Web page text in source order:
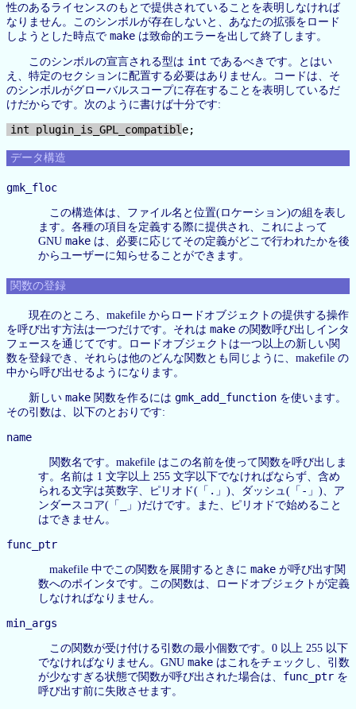
性のあるライセンスのもとで提供されていることを表明しなければ
なりません。このシンボルが存在しないと、あなたの拡張をロード
しようとした時点で make は致命的エラーを出して終了します。
このシンボルの宣言される型は int であるべきです。とはい
え、特定のセクションに配置する必要はありません。コードは、そ
のシンボルがグローバルスコープに存在することを表明しているだ
けだからです。次のように書けば十分です:
データ構造
gmk_floc
この構造体は、ファイル名と位置(ロケーション)の組を表し
ます。各種の項目を定義する際に提供され、これによって
GNU make は、必要に応じてその定義がどこで行われたかを後
からユーザーに知らせることができます。
関数の登録
現在のところ、makefile からロードオブジェクトの提供する操作
を呼び出す方法は一つだけです。それは make の関数呼び出しインタ
フェースを通じてです。ロードオブジェクトは一つ以上の新しい関
数を登録でき、それらは他のどんな関数とも同じように、makefile の
中から呼び出せるようになります。
新しい make 関数を作るには gmk_add_function を使います。
その引数は、以下のとおりです:
name
関数名です。makefile はこの名前を使って関数を呼び出しま
す。名前は 1 文字以上 255 文字以下でなければならず、含め
られる文字は英数字、ピリオド(「 . 」)、ダッシュ(「 - 」)、ア
ンダースコア(「
」)だけです。また、ピリオドで始めること
はできません。
func_ptr
makefile 中でこの関数を展開するときに make が呼び出す関
数へのポインタです。この関数は、ロードオブジェクトが定義
しなければなりません。
min_args
この関数が受け付ける引数の最小個数です。0 以上 255 以下
でなければなりません。GNU make はこれをチェックし、引数
が少なすぎる状態で関数が呼び出された場合は、 func_ptr を
呼び出す前に失敗させます。